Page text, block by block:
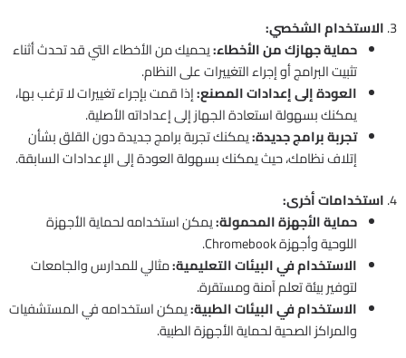
3. الاستخدام الشخصي:
حماية جهازك من الأخطاء:يحميك من الأخطاء التي قد تحدث أثناء
تثبيت البرامج أو إجراء التغييرات على النظام.
العودة إلى إعدادات المصنع:إذا قمت بإجراء تغييرات لا ترغب بها،
يمكنك بسهولة استعادة الجهاز إلى إعداداته الأصلية.
تجربة برامج جديدة:يمكنك تجربة برامج جديدة دون القلق بشأن
إتلاف نظامك، حيث يمكنك بسهولة العودة إلى الإعدادات السابقة.
4. استخدامات أخرى:
حماية الأجهزة المحمولة:يمكن استخدامه لحماية الأجهزة
اللوحية وأجهزة Chromebook.
الاستخدام في البيئات التعليمية:مثالي للمدارس والجامعات
لتوفير بيئة تعلم آمنة ومستقرة.
الاستخدام في البيئات الطبية:يمكن استخدامه في المستشفيات
والمراكز الصحية لحماية الأجهزة الطبية.